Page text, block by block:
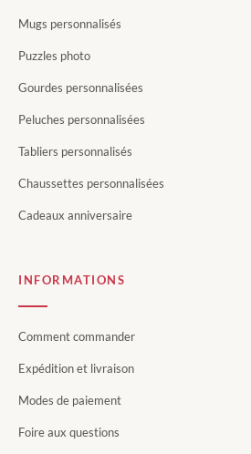
Mugs personnalisés
Puzzles photo
Gourdes personnalisées
Peluches personnalisées
Tabliers personnalisés
Chaussettes personnalisées
Cadeaux anniversaire
INFORMATIONS
Comment commander
Expédition et livraison
Modes de paiement
Foire aux questions